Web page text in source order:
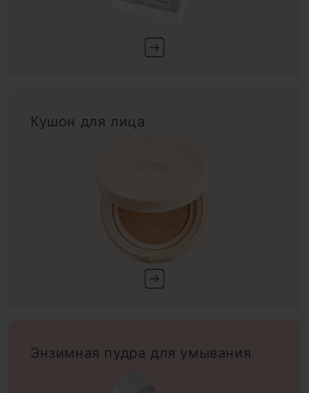
Кушон для лица
Энзимная пудра для умывания